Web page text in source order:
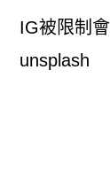
IG被限制
unsplash